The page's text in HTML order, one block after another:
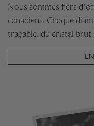
Nous sommes fiers
canadiens. Chaque
traçable, du cristal brut